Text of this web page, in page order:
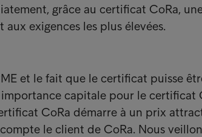
grâce au certificat CoRa,
exigences les plus élevées.
et le fait que le certificat puisse
capitale pour le certificat
CoRa démarre à un prix
le client de CoRa. Nous